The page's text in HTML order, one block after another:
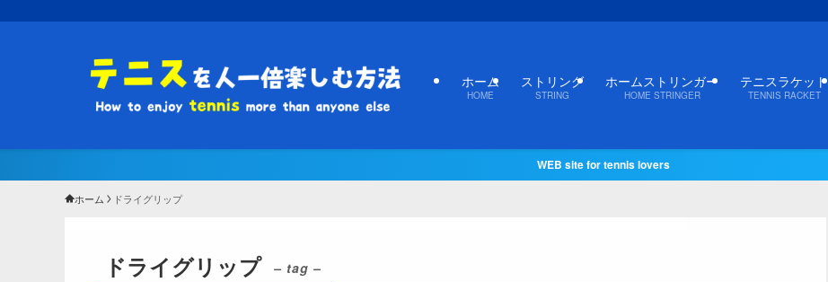
ホーム
HOME
ストリング
STRING
ホームストリンガー
HOME STRINGER
テニスラケット
TENNIS RACKET
WEB site for tennis lovers
ホーム ドライグリップ
ドライグリップ – tag –